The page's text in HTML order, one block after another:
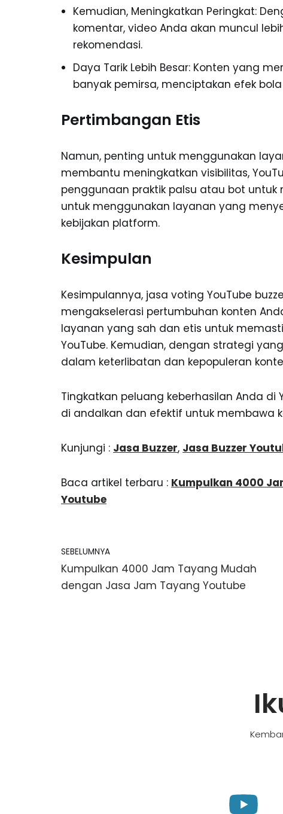
Kemudian, Meningkatkan Peringkat:
komentar, video Anda akan muncul
rekomendasi.
Daya Tarik Lebih Besar: Konten yang
banyak pemirsa, menciptakan efek
Pertimbangan Etis
Namun, penting untuk menggunakan
membantu meningkatkan visibilitas,
penggunaan praktik palsu atau bot untuk
untuk menggunakan layanan yang
kebijakan platform.
Kesimpulan
Kesimpulannya, jasa voting YouTube
mengakselerasi pertumbuhan konten
layanan yang sah dan etis untuk
YouTube. Kemudian, dengan strategi
dalam keterlibatan dan kepopuleran
Tingkatkan peluang keberhasilan Anda di
di andalkan dan efektif untuk membawa
Kunjungi : Jasa Buzzer, Jasa Buzzer
Baca artikel terbaru : Kumpulkan 4000
Youtube
SEBELUMNYA
Kumpulkan 4000 Jam Tayang Mudah
dengan Jasa Jam Tayang Youtube